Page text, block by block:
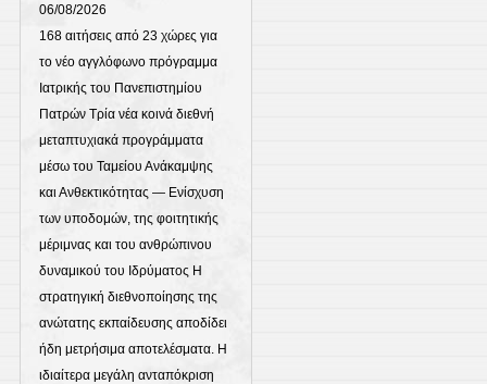
06/08/2026
168 αιτήσεις από 23 χώρες για
το νέο αγγλόφωνο πρόγραμμα
Ιατρικής του Πανεπιστημίου
Πατρών Τρία νέα κοινά διεθνή
μεταπτυχιακά προγράμματα
μέσω του Ταμείου Ανάκαμψης
και Ανθεκτικότητας — Eνίσχυση
των υποδομών, της φοιτητικής
μέριμνας και του ανθρώπινου
δυναμικού του Ιδρύματος Η
στρατηγική διεθνοποίησης της
ανώτατης εκπαίδευσης αποδίδει
ήδη μετρήσιμα αποτελέσματα. Η
ιδιαίτερα μεγάλη ανταπόκριση